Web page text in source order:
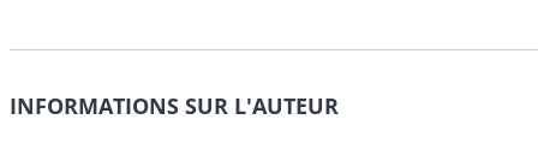
INFORMATIONS SUR L'AUTEUR